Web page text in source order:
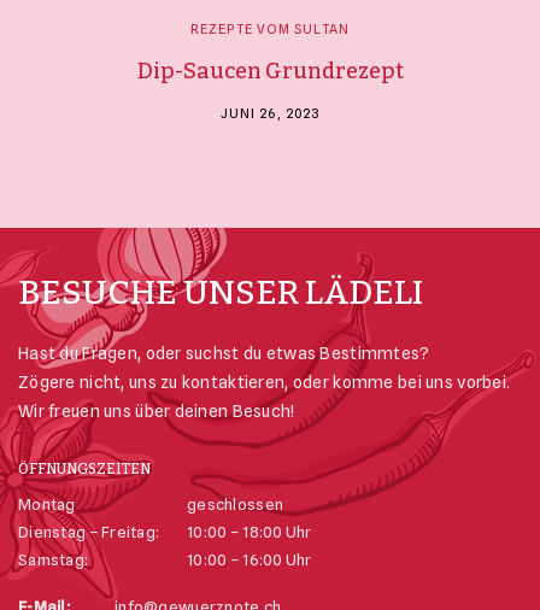
REZEPTE VOM SULTAN
Dip-Saucen Grundrezept
JUNI 26, 2023
BESUCHE UNSER LÄDELI
Hast du Fragen, oder suchst du etwas Bestimmtes?
Zögere nicht, uns zu kontaktieren, oder komme bei uns vorbei.
Wir freuen uns über deinen Besuch!
ÖFFNUNGSZEITEN
Montag
geschlossen
Dienstag – Freitag:
10:00 – 18:00 Uhr
Samstag:
10:00 – 16:00 Uhr
Bestellungen und Rücksendungen
Allgemeine Geschäftsbedingungen
Datenschutzerklärung
Impressum